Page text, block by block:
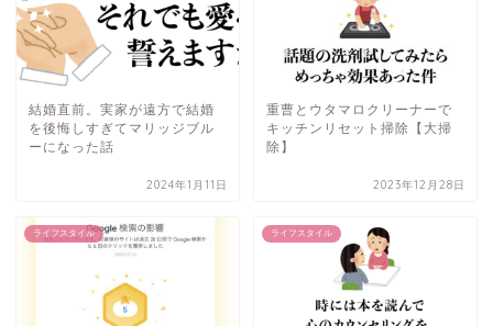
結婚直前。実家が遠方で結婚
を後悔しすぎてマリッジブル
ーになった話
2024年1月11日
重曹とウタマロクリーナーで
キッチンリセット掃除【大掃
除】
2023年12月28日
ライフスタイル ライフスタイル